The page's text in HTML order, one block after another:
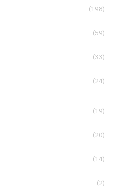
(198)
(59)
(33)
(24)
(19)
(20)
(14)
(2)